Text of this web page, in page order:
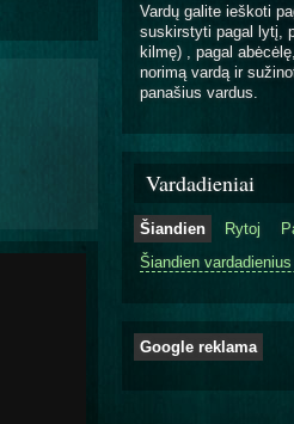
Vardų galite ieškoti
suskirstyti pagal lytį,
kilmę) , pagal
norimą vardą ir
panašius vardus.
Vardadieniai
Šiandien Rytoj
Šiandien
Google reklama